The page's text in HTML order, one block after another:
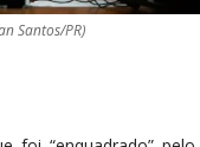
Santos/PR)